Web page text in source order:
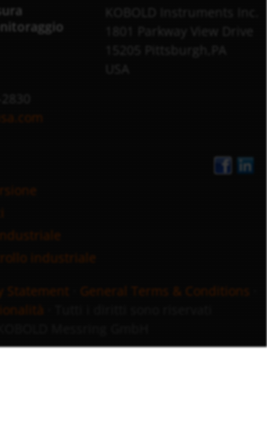
industriale
Statement General Terms & Conditions